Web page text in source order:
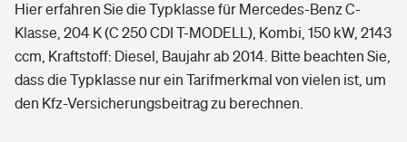
Arbeitsrechtsschutz
Berufshaftpflichtversicherung
Hausratversicherung
Elementarversicherung
Photovoltaik
Pri­vate Haft­pflicht­
Rechts­schutz­ver­si­che­rung
Gesundheit
Private Krankenversicherung
Hier erfahren Sie die Typklasse für Mercedes-Benz C-
Klasse, 204 K (C 250 CDI T-MODELL), Kombi, 150 kW, 2143
ccm, Kraftstoff: Diesel, Baujahr ab 2014. Bitte beachten Sie,
dass die Typklasse nur ein Tarifmerkmal von vielen ist, um
den Kfz-Versicherungsbeitrag zu berechnen.